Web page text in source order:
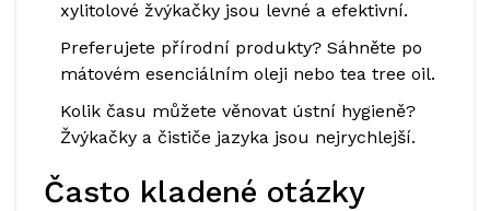
xylitolové žvýkačky jsou levné a efektivní.
Preferujete přírodní produkty? Sáhněte po
mátovém esenciálním oleji nebo tea tree oil.
Kolik času můžete věnovat ústní hygieně?
Žvýkačky a čističe jazyka jsou nejrychlejší.
Často kladené otázky